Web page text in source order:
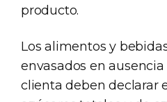
producto.
Los alimentos y
envasados en
clienta deben declarar